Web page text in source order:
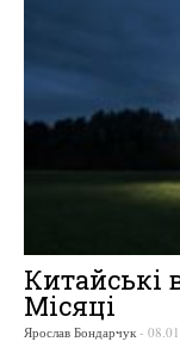
Китайські
Місяці
Ярослав Бондарчук -